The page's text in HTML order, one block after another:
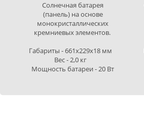
Солнечная батарея
(панель) на основе
монокристаллических
кремниевых элементов.
Габариты - 661х229х18 мм
Вес - 2,0 кг
Мощность батареи - 20 Вт